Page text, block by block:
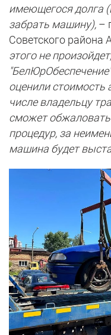
имеющегося долга
забрать машину), –
Советского района
этого не
оценили
числе владельцу
сможет
процедур, за
машина будет